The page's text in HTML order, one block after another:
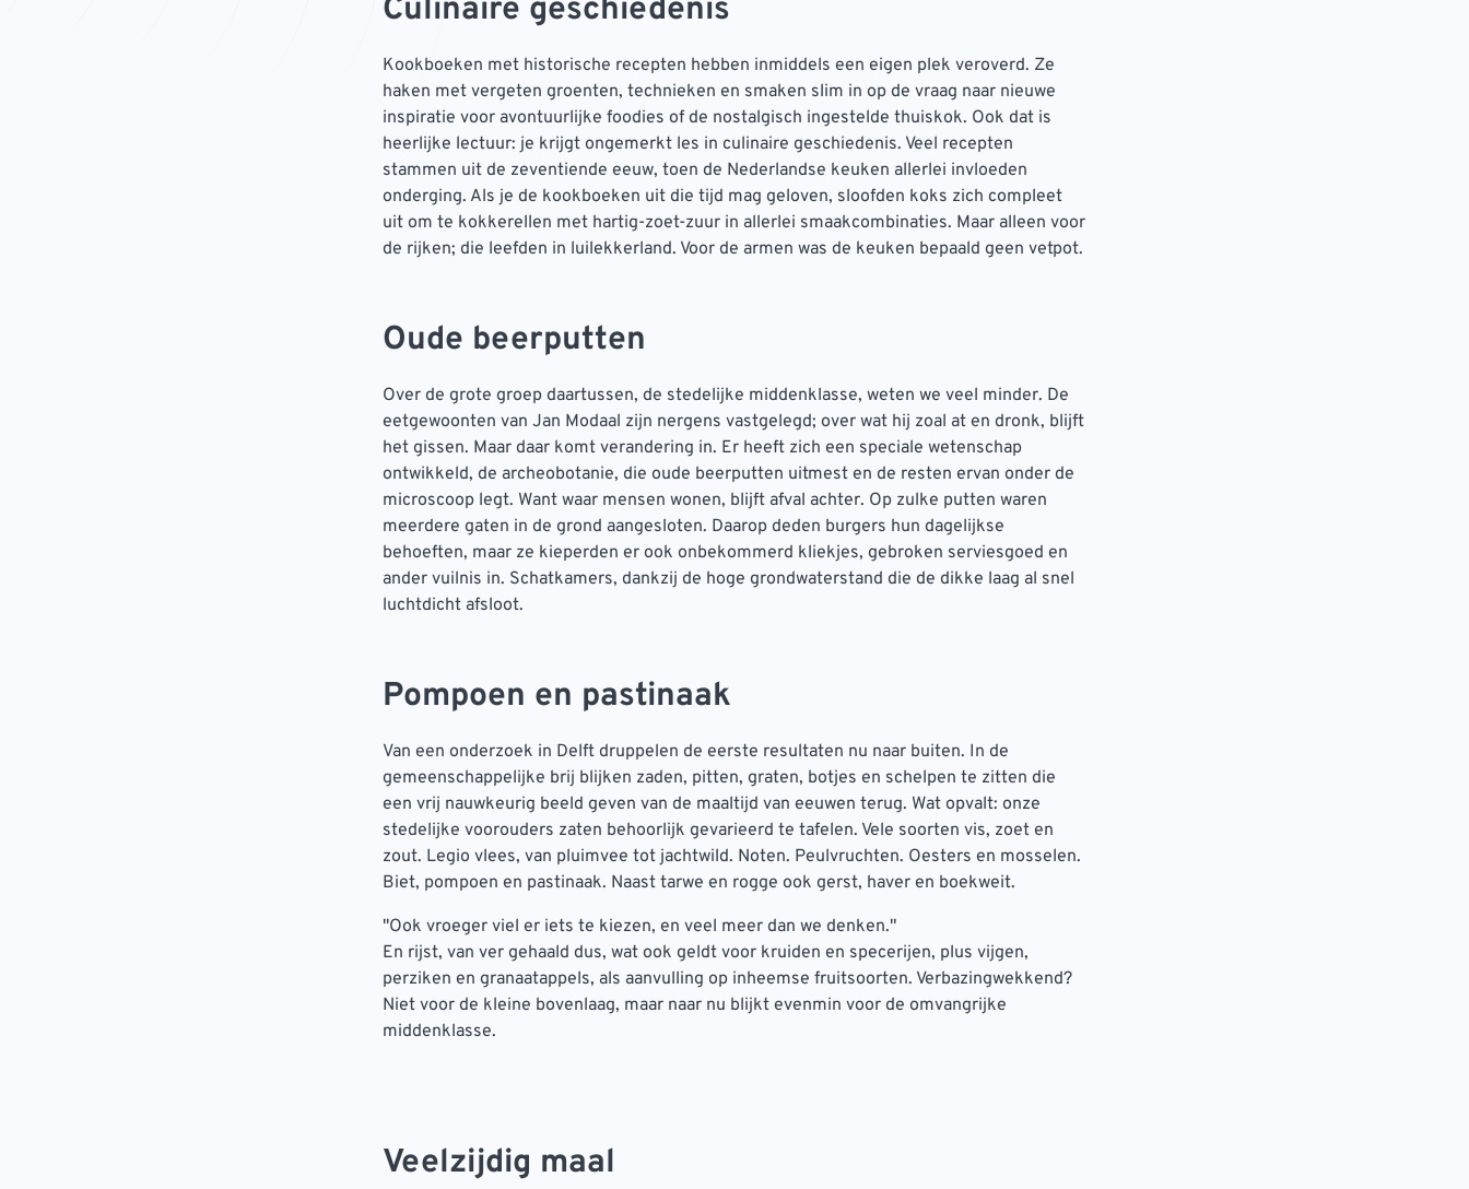
Culinaire geschiedenis
Kookboeken met historische recepten hebben inmiddels een eigen plek veroverd. Ze
haken met vergeten groenten, technieken en smaken slim in op de vraag naar nieuwe
inspiratie voor avontuurlijke foodies of de nostalgisch ingestelde thuiskok. Ook dat is
heerlijke lectuur: je krijgt ongemerkt les in culinaire geschiedenis. Veel recepten
stammen uit de zeventiende eeuw, toen de Nederlandse keuken allerlei invloeden
onderging. Als je de kookboeken uit die tijd mag geloven, sloofden koks zich compleet
uit om te kokkerellen met hartig-zoet-zuur in allerlei smaakcombinaties. Maar alleen voor
de rijken; die leefden in luilekkerland. Voor de armen was de keuken bepaald geen vetpot.
Oude beerputten
Over de grote groep daartussen, de stedelijke middenklasse, weten we veel minder. De
eetgewoonten van Jan Modaal zijn nergens vastgelegd; over wat hij zoal at en dronk, blijft
het gissen. Maar daar komt verandering in. Er heeft zich een speciale wetenschap
ontwikkeld, de archeobotanie, die oude beerputten uitmest en de resten ervan onder de
microscoop legt. Want waar mensen wonen, blijft afval achter. Op zulke putten waren
meerdere gaten in de grond aangesloten. Daarop deden burgers hun dagelijkse
behoeften, maar ze kieperden er ook onbekommerd kliekjes, gebroken serviesgoed en
ander vuilnis in. Schatkamers, dankzij de hoge grondwaterstand die de dikke laag al snel
luchtdicht afsloot.
Pompoen en pastinaak
Van een onderzoek in Delft druppelen de eerste resultaten nu naar buiten. In de
gemeenschappelijke brij blijken zaden, pitten, graten, botjes en schelpen te zitten die
een vrij nauwkeurig beeld geven van de maaltijd van eeuwen terug. Wat opvalt: onze
stedelijke voorouders zaten behoorlijk gevarieerd te tafelen. Vele soorten vis, zoet en
zout. Legio vlees, van pluimvee tot jachtwild. Noten. Peulvruchten. Oesters en mosselen.
Biet, pompoen en pastinaak. Naast tarwe en rogge ook gerst, haver en boekweit.
''Ook vroeger viel er iets te kiezen, en veel meer dan we denken.''
En rijst, van ver gehaald dus, wat ook geldt voor kruiden en specerijen, plus vijgen,
perziken en granaatappels, als aanvulling op inheemse fruitsoorten. Verbazingwekkend?
Niet voor de kleine bovenlaag, maar naar nu blijkt evenmin voor de omvangrijke
middenklasse.
Veelzijdig maal